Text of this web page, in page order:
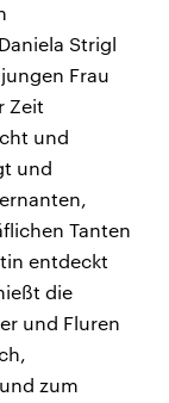
Strigl
Frau
Zeit
und
und
Tanten
entdeckt
die
und Fluren
zum